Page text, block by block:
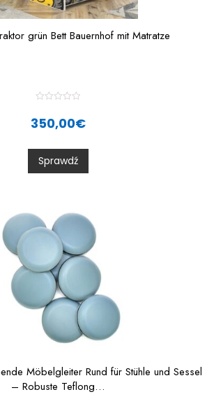
grün Bett Bauernhof mit Matratze
a
t
0
o
u
t
350,00€
Sprawdź
Möbelgleiter Rund für Stühle und Sessel
– Robuste Teflong…